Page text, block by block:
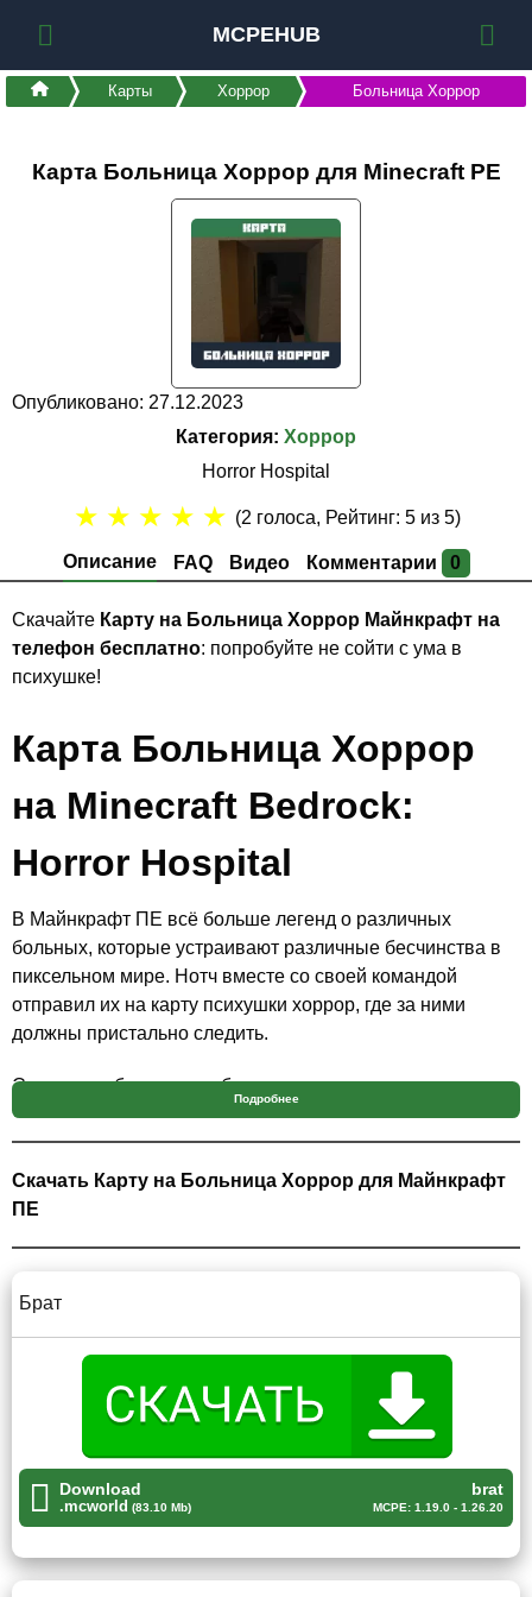
MCPEHUB
Карты Хоррор Больница Хоррор
Карта Больница Хоррор для Minecraft PE
Опубликовано: 27.12.2023
Категория: Хоррор
Horror Hospital
Описание FAQ Видео Комментарии 0
★ ★ ★ ★ ★ (2 голоса, Рейтинг: 5из 5)
Скачайте Карту на Больница Хоррор Майнкрафт на
телефон бесплатно: попробуйте не сойти с ума в
психушке!
Карта Больница Хоррор
на Minecraft Bedrock:
Horror Hospital
В Майнкрафт ПЕ всё больше легенд о различных
больных, которые устраивают различные бесчинства в
пиксельном мире. Нотч вместе со своей командой
отправил их на карту психушки хоррор, где за ними
должны пристально следить.
Стив как работник подобного учреждения выехал на
вызов и оказался на карте больницы хоррор для
Minecraft PE и теперь ему предстоит выяснить что же
там произошло.
Брат
Майнкрафт ПЕ историю, о том как главный герой
вести себя очень странно. Спустя время сообщения из
этого места перестали приходить и Стив отправился,
чтобы самолично узнать в чём проблема данного места.
Но только перейдя порог, он просыпается в странной
комнате.
теперь игроку Minecraft PE предстоит разузнать куда
Подробнее
Скачать Карту на Больница Хоррор для Майнкрафт
ПЕ
Брат
Download
.mcworld (83.10 Mb)
brat
MCPE: 1.19.0 - 1.26.20